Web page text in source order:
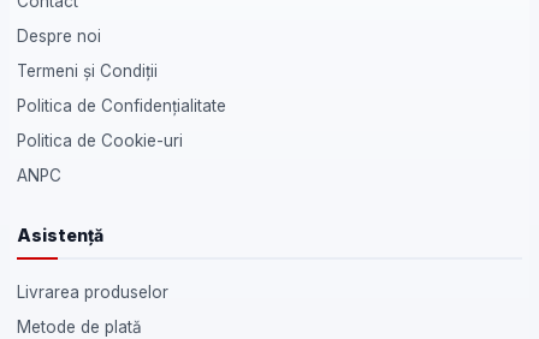
Despre noi
Termeni și Condiții
Politica de Confidențialitate
Politica de Cookie-uri
ANPC
Asistență
Livrarea produselor
Metode de plată